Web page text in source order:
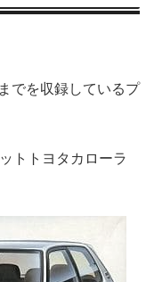
でを収録しているプ
トトヨタカローラ